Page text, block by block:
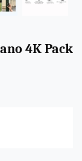
4K Pack